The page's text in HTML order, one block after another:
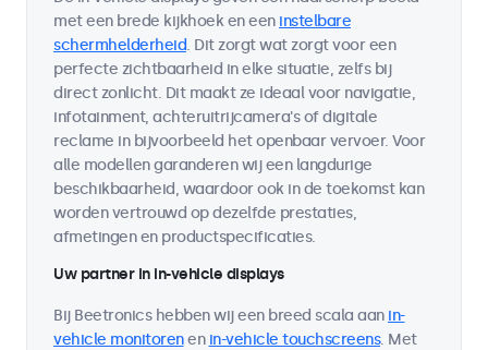
met een brede kijkhoek en een instelbare
schermhelderheid. Dit zorgt wat zorgt voor een
perfecte zichtbaarheid in elke situatie, zelfs bij
direct zonlicht. Dit maakt ze ideaal voor navigatie,
infotainment, achteruitrijcamera's of digitale
reclame in bijvoorbeeld het openbaar vervoer. Voor
alle modellen garanderen wij een langdurige
beschikbaarheid, waardoor ook in de toekomst kan
worden vertrouwd op dezelfde prestaties,
afmetingen en productspecificaties.
Uw partner in in-vehicle displays
Bij Beetronics hebben wij een breed scala aan in-
vehicle monitorenen in-vehicle touchscreens. Met